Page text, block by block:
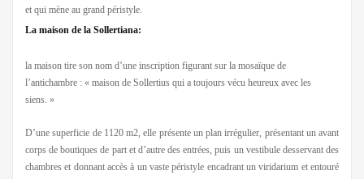
et qui mène au grand péristyle.
La maison de la Sollertiana:
la maison tire son nom d’une inscription figurant sur la mosaïque de
l’antichambre : « maison de Sollertius qui a toujours vécu heureux avec les
siens. »
D’une superficie de 1120 m2, elle présente un plan irrégulier, présentant un avant
corps de boutiques de part et d’autre des entrées, puis un vestibule desservant des
chambres et donnant accès à un vaste péristyle encadrant un viridarium et entouré